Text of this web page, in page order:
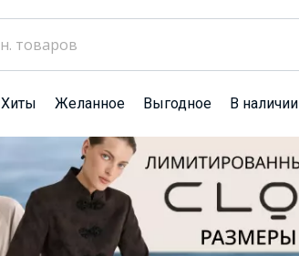
Хиты Желанное Выгодное В наличии